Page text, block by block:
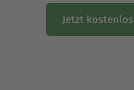
Tierbeschützer aus
mehrerer zoologischer
Jetzt